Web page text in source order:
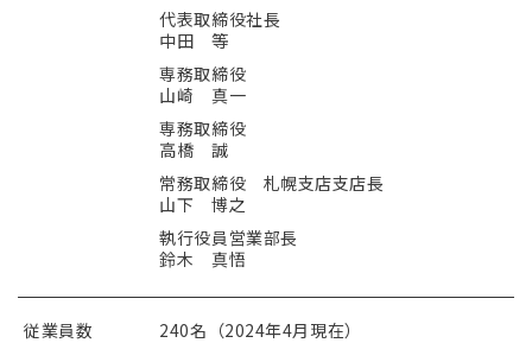
代表取締役社長
中田 等
専務取締役
山崎 真一
専務取締役
高橋 誠
常務取締役 札幌支店支店長
山下 博之
執行役員営業部長
鈴木 真悟
従業員数 240名（2024年4月現在）